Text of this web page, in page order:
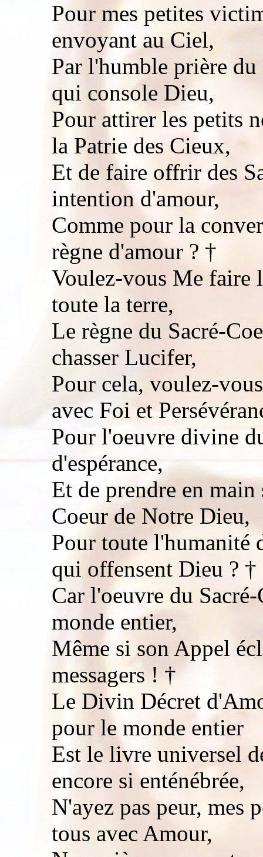
Pour mes petites
envoyant au Ciel,
Par l'humble prière
qui console Dieu,
Pour attirer les petits
la Patrie des Cieux,
Et de faire offrir des
intention d'amour,
Comme pour la
règne d'amour ? †
Voulez-vous Me faire
toute la terre,
Le règne du Sacré-
chasser Lucifer,
Pour cela, voulez-
avec Foi et
Pour l'oeuvre divine
d'espérance,
Et de prendre en
Coeur de Notre Dieu,
Pour toute l'humanité
qui offensent Dieu ? †
Car l'oeuvre du
monde entier,
Même si son Appel
messagers ! †
Le Divin Décret
pour le monde entier
Est le livre universel
encore si enténébrée,
N'ayez pas peur, mes
tous avec Amour,